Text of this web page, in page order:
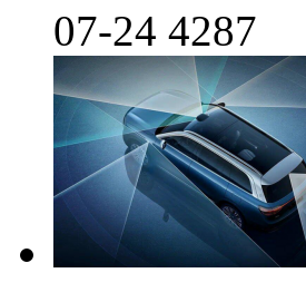
07-24 4287